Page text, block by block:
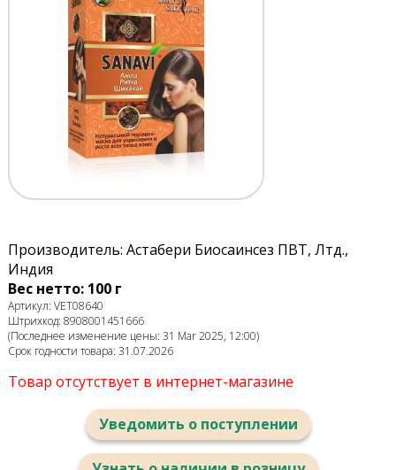
Производитель: Астабери Биосаинсез ПВТ, Лтд.,
Индия
Вес нетто: 100 г
Артикул: VET08640
Штрихкод: 8908001451666
(Последнее изменение цены: 31 Mar 2025, 12:00)
Срок годности товара: 31.07.2026
Товар отсутствует в интернет-магазине
Уведомить о поступлении